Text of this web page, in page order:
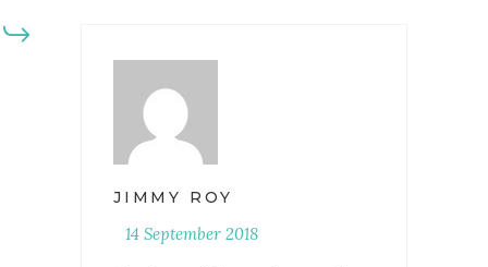
JIMMY ROY
14 September 2018